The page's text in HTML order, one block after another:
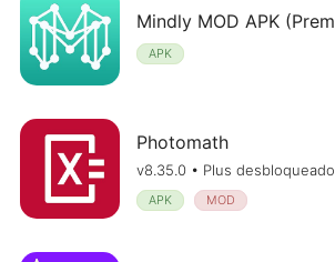
APK
Photomath
v8.35.0 • Plus desbloqueado
APK MOD